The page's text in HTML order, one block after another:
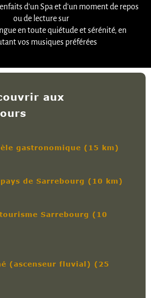
d'un Spa et d'un moment de repos
ou de lecture sur
en toute quiétude et sérénité, en
vos musiques préférées
aux
gastronomique (15 km)
pays de Sarrebourg (10 km)
Sarrebourg (10
(ascenseur fluvial) (25